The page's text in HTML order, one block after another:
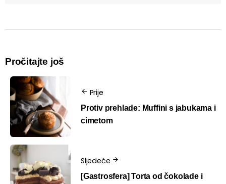
Pročitajte još
Prije
Protiv prehlade: Muffini s jabukama i
cimetom
Sljedeće
[Gastrosfera] Torta od čokolade i